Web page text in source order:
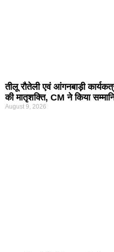
तीलू रौतेली एवं आंगनबाड़ी
की मातृशक्ति, CM ने किया
August 9, 2026